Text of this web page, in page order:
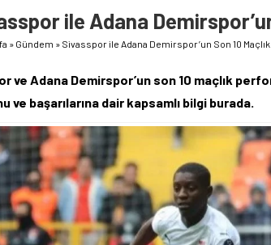
ile Adana
Gündem Sivasspor ile Adana Demirspor’un Son 10 Maçlık
ve Adana Demirspor’un son 10 maçlık
ve başarılarına dair kapsamlı bilgi burada.